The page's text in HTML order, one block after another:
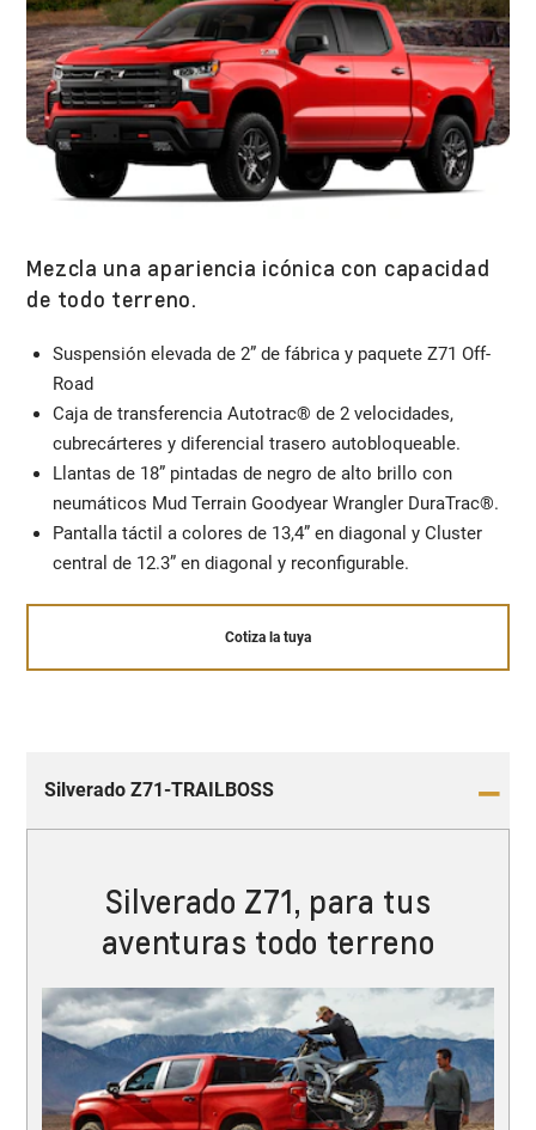
Mezcla una apariencia icónica con capacidad
de todo terreno.
Suspensión elevada de 2” de fábrica y paquete Z71 Off-
Road
Caja de transferencia Autotrac® de 2 velocidades,
cubrecárteres y diferencial trasero autobloqueable.
Llantas de 18” pintadas de negro de alto brillo con
neumáticos Mud Terrain Goodyear Wrangler DuraTrac®.
Pantalla táctil a colores de 13,4” en diagonal y Cluster
central de 12.3” en diagonal y reconfigurable.
Cotiza la tuya
Silverado Z71-TRAILBOSS
Silverado Z71, para tus
aventuras todo terreno